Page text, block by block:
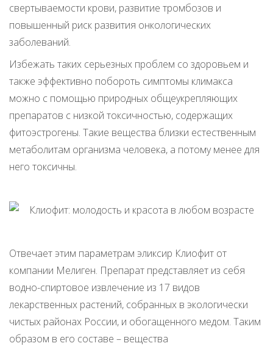
свертываемости крови, развитие тромбозов и
повышенный риск развития онкологических
заболеваний.
Избежать таких серьезных проблем со здоровьем и
также эффективно побороть симптомы климакса
можно с помощью природных общеукрепляющих
препаратов с низкой токсичностью, содержащих
фитоэстрогены. Такие вещества близки естественным
метаболитам организма человека, а потому менее для
него токсичны.
Отвечает этим параметрам эликсир Клиофит от
компании Мелиген. Препарат представляет из себя
водно-спиртовое извлечение из 17 видов
лекарственных растений, собранных в экологически
чистых районах России, и обогащенного медом. Таким
образом в его составе – вещества